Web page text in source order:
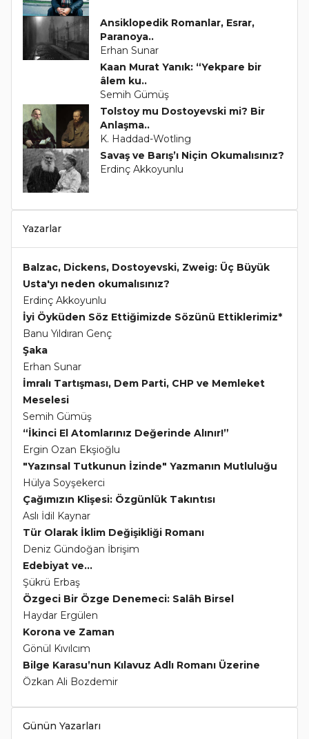
Ansiklopedik Romanlar, Esrar,
Paranoya..
Erhan Sunar
Kaan Murat Yanık: “Yekpare bir
âlem ku..
Semih Gümüş
Tolstoy mu Dostoyevski mi? Bir
Anlaşma..
K. Haddad-Wotling
Savaş ve Barış’ı Niçin Okumalısınız?
Erdinç Akkoyunlu
Yazarlar
Balzac, Dickens, Dostoyevski, Zweig: Üç Büyük
Usta'yı neden okumalısınız?
Erdinç Akkoyunlu
İyi Öyküden Söz Ettiğimizde Sözünü Ettiklerimiz*
Banu Yıldıran Genç
Şaka
Erhan Sunar
İmralı Tartışması, Dem Parti, CHP ve Memleket
Meselesi
Semih Gümüş
“İkinci El Atomlarınız Değerinde Alınır!”
Ergin Ozan Ekşioğlu
"Yazınsal Tutkunun İzinde" Yazmanın Mutluluğu
Hülya Soyşekerci
Çağımızın Klişesi: Özgünlük Takıntısı
Aslı İdil Kaynar
Tür Olarak İklim Değişikliği Romanı
Deniz Gündoğan İbrişim
Edebiyat ve...
Şükrü Erbaş
Özgeci Bir Özge Denemeci: Salâh Birsel
Haydar Ergülen
Korona ve Zaman
Gönül Kıvılcım
Bilge Karasu’nun Kılavuz Adlı Romanı Üzerine
Özkan Ali Bozdemir
Günün Yazarları